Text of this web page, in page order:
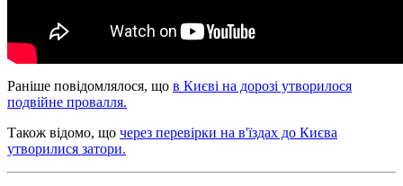
Раніше повідомлялося, що в Києві на дорозі утворилося
подвійне провалля.
Також відомо, що через перевірки на в'їздах до Києва
утворилися затори.